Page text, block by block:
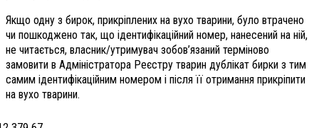
Якщо одну з бирок, прикріплених на вухо тварини, було втрачено
чи пошкоджено так, що ідентифікаційний номер, нанесений на ній,
не читається, власник/утримувач зобов’язаний терміново
замовити в Адміністратора Реєстру тварин дублікат бирки з тим
самим ідентифікаційним номером і після її отримання прикріпити
на вухо тварини.